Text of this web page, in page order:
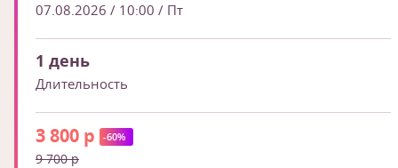
07.08.2026 / 10:00 / Пт
1 день
Длительность
3 800 р -60%
9 700 р